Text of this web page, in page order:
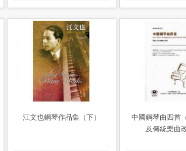
江文也鋼琴作品集（下）
中國鋼琴曲四首
及傳統樂曲